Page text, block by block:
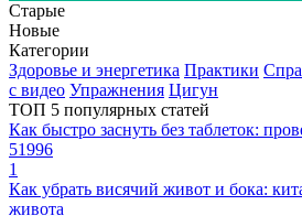
Старые
Новые
Категории
Здоровье и энергетика Практики
с видео Упражнения Цигун
ТОП 5 популярных статей
Как быстро заснуть без таблеток:
51996
1
Как убрать висячий живот и бока:
живота